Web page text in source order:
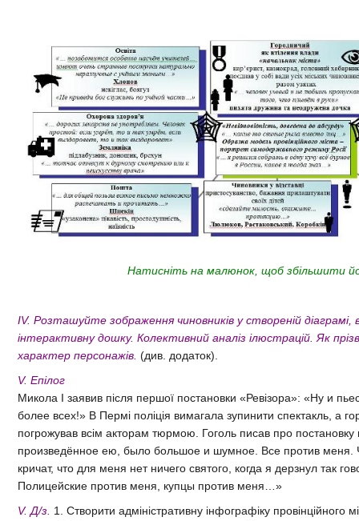
Натисніть на малюнок, щоб збільшити
ІV. Розташуйте зображення чиновників у створеній діаграмі,
інтерактивну дошку. Колективний аналіз ілюстрацій. Як
характер персонажів. (див. додаток).
V. Епілог
Микола І заявив після першої постановки «Ревізора»: «Ну и
более всех!» В Пермі поліція вимагала зупинити спектакль, а
погрожував всім акторам тюрмою. Гоголь писав про постановку
произведённое ею, было большое и шумное. Все против меня.
кричат, что для меня нет ничего святого, когда я дерзнул так
Полицейские против меня, купцы против меня…»
V. Д/з.
1. Створити адміністративну інфографіку провінційного